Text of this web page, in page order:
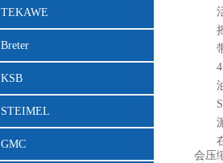
TEKAWE
Breter
KSB
STEIMEL
GMC
会压